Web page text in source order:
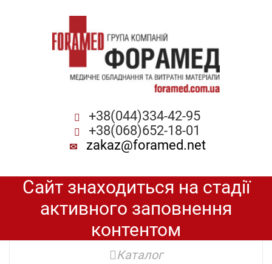
+38(044)334-42-95
+38(068)652-18-01
zakaz@foramed.net
Сайт знаходиться на стадії
активного заповнення
контентом
Каталог